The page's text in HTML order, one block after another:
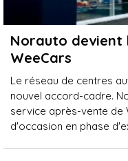
Norauto devient
WeeCars
Le réseau de centres
nouvel accord-cadre.
service après-vente de
d'occasion en phase